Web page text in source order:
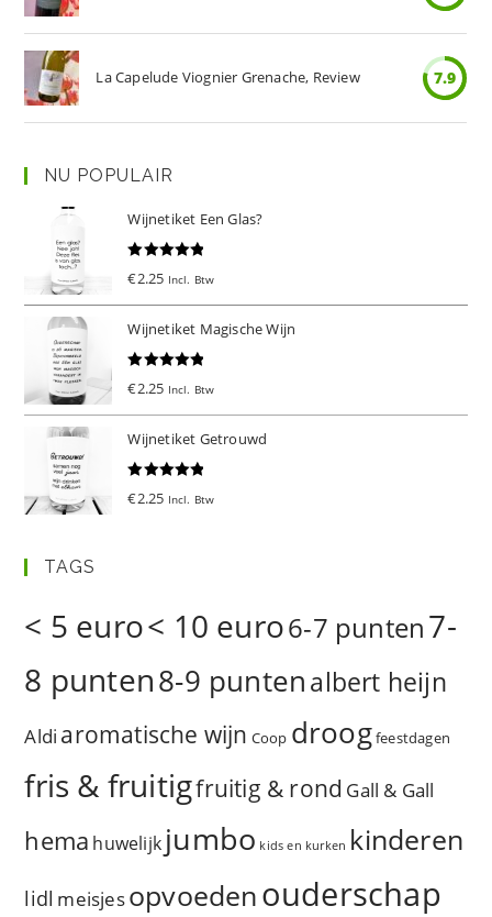
La Capelude Viognier Grenache, Review 7.9
NU POPULAIR
Wijnetiket Een Glas?
€2.25 Incl. Btw
Wijnetiket Magische Wijn
€2.25 Incl. Btw
Wijnetiket Getrouwd
€2.25 Incl. Btw
TAGS
< 5 euro< 10 euro6-7 punten7-
8 punten8-9 puntenalbert heijn
Aldi aromatische wijn Coop droogfeestdagen
fris & fruitigfruitig & rond Gall & Gall
hema huwelijk jumbo kids en kurken kinderen
lidl meisjesopvoedenouderschap